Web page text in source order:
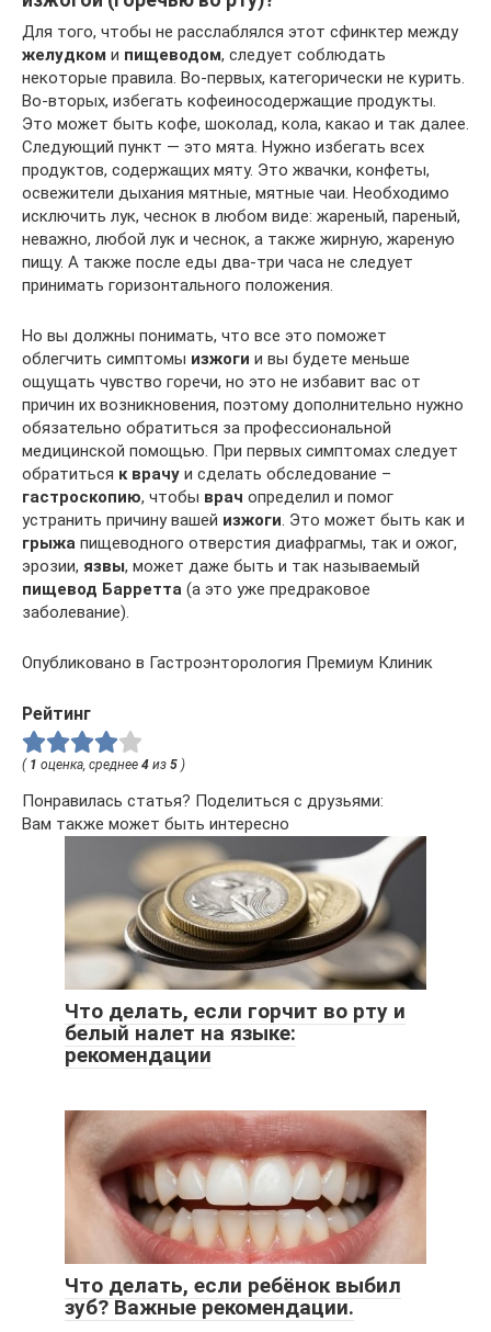
Для того, чтобы не расслаблялся этот сфинктер между
желудком и пищеводом, следует соблюдать
некоторые правила. Во-первых, категорически не курить.
Во-вторых, избегать кофеиносодержащие продукты.
Это может быть кофе, шоколад, кола, какао и так далее.
Следующий пункт — это мята. Нужно избегать всех
продуктов, содержащих мяту. Это жвачки, конфеты,
освежители дыхания мятные, мятные чаи. Необходимо
исключить лук, чеснок в любом виде: жареный, пареный,
неважно, любой лук и чеснок, а также жирную, жареную
пищу. А также после еды два-три часа не следует
принимать горизонтального положения.
Но вы должны понимать, что все это поможет
облегчить симптомы изжоги и вы будете меньше
ощущать чувство горечи, но это не избавит вас от
причин их возникновения, поэтому дополнительно нужно
обязательно обратиться за профессиональной
медицинской помощью. При первых симптомах следует
обратиться к врачу и сделать обследование –
гастроскопию, чтобы врач определил и помог
устранить причину вашей изжоги. Это может быть как и
грыжа пищеводного отверстия диафрагмы, так и ожог,
эрозии, язвы, может даже быть и так называемый
пищевод Барретта (а это уже предраковое
заболевание).
Опубликовано в Гастроэнторология Премиум Клиник
Рейтинг
( 1 оценка, среднее 4 из 5 )
Понравилась статья? Поделиться с друзьями:
Вам также может быть интересно
Что делать, если горчит во рту и
белый налет на языке:
рекомендации
Что делать, если ребёнок выбил
зуб? Важные рекомендации.